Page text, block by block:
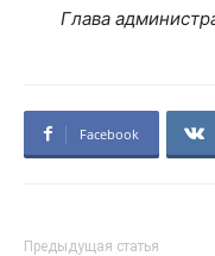
Глава
Facebook
Предыдущая статья